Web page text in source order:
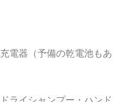
電器（予備の乾電池もあ